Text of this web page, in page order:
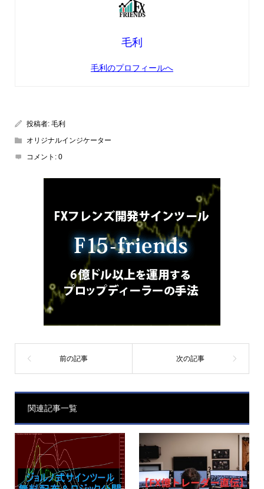
毛利
毛利のプロフィールへ
投稿者: 毛利
オリジナルインジケーター
コメント: 0
関連記事一覧